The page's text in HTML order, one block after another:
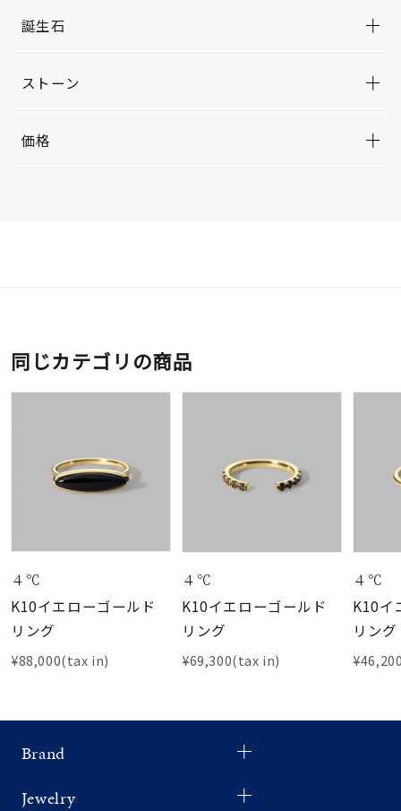
誕生石
ストーン
価格
同じカテゴリの商品
４℃
K10イエローゴールド
リング
¥88,000(tax in)
４℃
K10イエローゴールド
リング
¥69,300(tax in)
４℃
K10イ
リング
Brand
Jewelry